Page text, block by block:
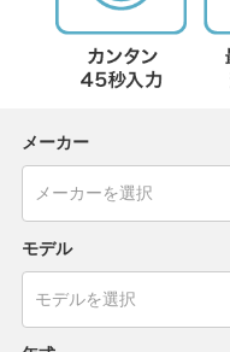
メーカー
モデル